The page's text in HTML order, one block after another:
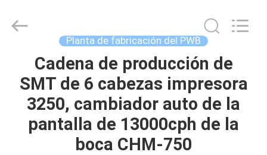
HOGAR
PRODUCTOS
LOS
CHARMHIGH
TECHNOLOGY
Planta de fabricación del PWB
Cadena de producción de
SMT de 6 cabezas impresora
3250, cambiador auto de la
pantalla de 13000cph de la
boca CHM-750